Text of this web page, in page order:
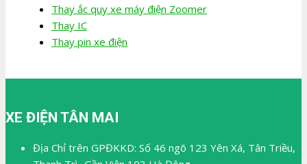
Thay ắc quy xe máy điện Zoomer
Thay IC
Thay pin xe điện
XE ĐIỆN TÂN MAI
Địa Chỉ trên GPĐKKD: Số 46 ngõ 123 Yên Xá, Tân Triều,